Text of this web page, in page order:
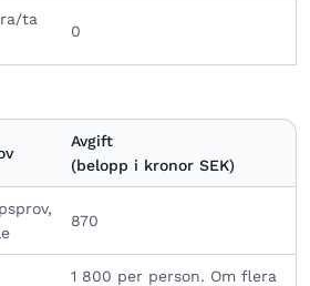
ta
0
Avgift
(belopp i kronor SEK)
870
1 800 per person. Om flera